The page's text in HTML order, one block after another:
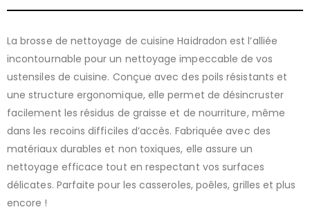
La brosse de nettoyage de cuisine Haidradon est l’alliée
incontournable pour un nettoyage impeccable de vos
ustensiles de cuisine. Conçue avec des poils résistants et
une structure ergonomique, elle permet de désincruster
facilement les résidus de graisse et de nourriture, même
dans les recoins difficiles d’accès. Fabriquée avec des
matériaux durables et non toxiques, elle assure un
nettoyage efficace tout en respectant vos surfaces
délicates. Parfaite pour les casseroles, poêles, grilles et plus
encore !